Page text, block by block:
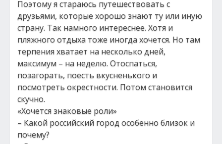
Поэтому я стараюсь путешествовать с
друзьями, которые хорошо знают ту или иную
страну. Так намного интереснее. Хотя и
пляжного отдыха тоже иногда хочется. Но там
терпения хватает на несколько дней,
максимум – на неделю. Отоспаться,
позагорать, поесть вкусненького и
посмотреть окрестности. Потом становится
скучно.
«Хочется знаковые роли»
– Какой российский город особенно близок и
почему?